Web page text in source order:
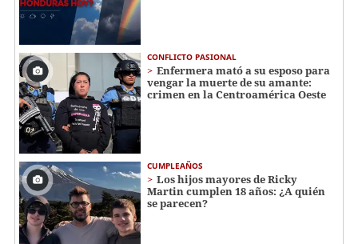
CONFLICTO PASIONAL
Enfermera mató a su esposo para
vengar la muerte de su amante:
crimen en la Centroamérica Oeste
CUMPLEAÑOS
Los hijos mayores de Ricky
Martin cumplen 18 años: ¿A quién
se parecen?